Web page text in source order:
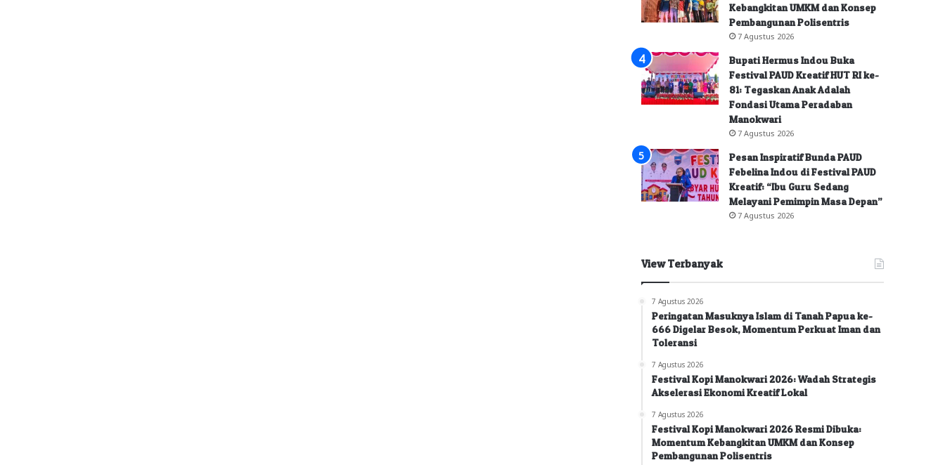
Kebangkitan UMKM dan Konsep
Pembangunan Polisentris
7 Agustus 2026
Bupati Hermus Indou Buka
Festival PAUD Kreatif HUT RI ke-
81: Tegaskan Anak Adalah
Fondasi Utama Peradaban
Manokwari
7 Agustus 2026
Pesan Inspiratif Bunda PAUD
Febelina Indou di Festival PAUD
Kreatif: “Ibu Guru Sedang
Melayani Pemimpin Masa Depan”
7 Agustus 2026
View Terbanyak
7 Agustus 2026
Peringatan Masuknya Islam di Tanah Papua ke-
666 Digelar Besok, Momentum Perkuat Iman dan
Toleransi
7 Agustus 2026
Festival Kopi Manokwari 2026: Wadah Strategis
Akselerasi Ekonomi Kreatif Lokal
7 Agustus 2026
Festival Kopi Manokwari 2026 Resmi Dibuka:
Momentum Kebangkitan UMKM dan Konsep
Pembangunan Polisentris